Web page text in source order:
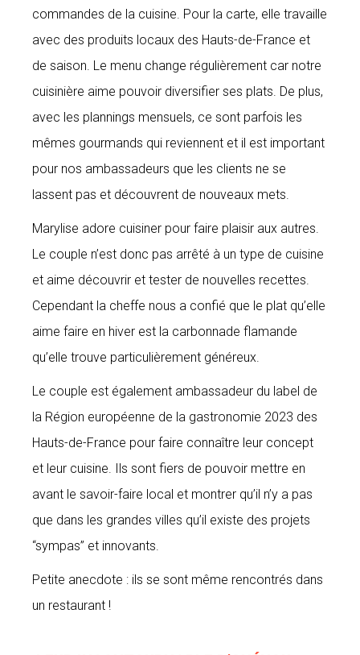
commandes de la cuisine. Pour la carte, elle travaille
avec des produits locaux des Hauts-de-France et
de saison. Le menu change régulièrement car notre
cuisinière aime pouvoir diversifier ses plats. De plus,
avec les plannings mensuels, ce sont parfois les
mêmes gourmands qui reviennent et il est important
pour nos ambassadeurs que les clients ne se
lassent pas et découvrent de nouveaux mets.
Marylise adore cuisiner pour faire plaisir aux autres.
Le couple n’est donc pas arrêté à un type de cuisine
et aime découvrir et tester de nouvelles recettes.
Cependant la cheffe nous a confié que le plat qu’elle
aime faire en hiver est la carbonnade flamande
qu’elle trouve particulièrement généreux.
Le couple est également ambassadeur du label de
la Région européenne de la gastronomie 2023 des
Hauts-de-France pour faire connaître leur concept
et leur cuisine. Ils sont fiers de pouvoir mettre en
avant le savoir-faire local et montrer qu’il n’y a pas
que dans les grandes villes qu’il existe des projets
“sympas” et innovants.
Petite anecdote : ils se sont même rencontrés dans
un restaurant !